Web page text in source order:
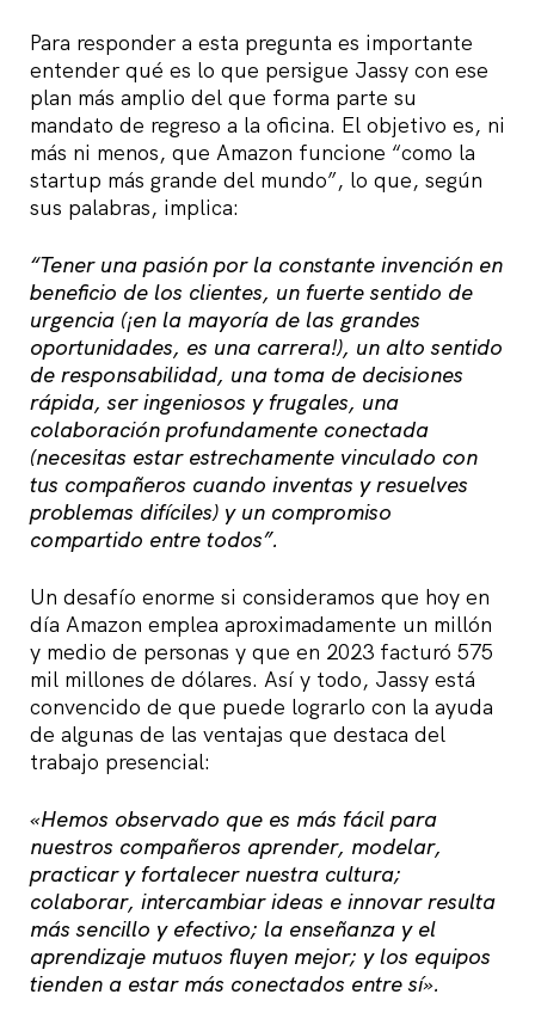
Para responder a esta pregunta es importante
entender qué es lo que persigue Jassy con ese
plan más amplio del que forma parte su
mandato de regreso a la oficina. El objetivo es, ni
más ni menos, que Amazon funcione “como la
startup más grande del mundo”, lo que, según
sus palabras, implica:
“Tener una pasión por la constante invención en
beneficio de los clientes, un fuerte sentido de
urgencia (¡en la mayoría de las grandes
oportunidades, es una carrera!), un alto sentido
de responsabilidad, una toma de decisiones
rápida, ser ingeniosos y frugales, una
colaboración profundamente conectada
(necesitas estar estrechamente vinculado con
tus compañeros cuando inventas y resuelves
problemas difíciles) y un compromiso
compartido entre todos”.
Un desafío enorme si consideramos que hoy en
día Amazon emplea aproximadamente un millón
y medio de personas y que en 2023 facturó 575
mil millones de dólares. Así y todo, Jassy está
convencido de que puede lograrlo con la ayuda
de algunas de las ventajas que destaca del
trabajo presencial:
«Hemos observado que es más fácil para
nuestros compañeros aprender, modelar,
practicar y fortalecer nuestra cultura;
colaborar, intercambiar ideas e innovar resulta
más sencillo y efectivo; la enseñanza y el
aprendizaje mutuos fluyen mejor; y los equipos
tienden a estar más conectados entre sí».